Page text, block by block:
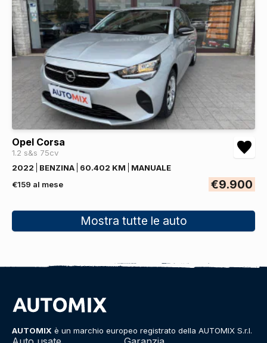
Opel Corsa
1.2 s&s 75cv
2022
BENZINA 60.402 KM
MANUALE
€159 al mese
€9.900
Mostra tutte le auto
AUTOMIX è un marchio europeo registrato della AUTOMIX S.r.l.